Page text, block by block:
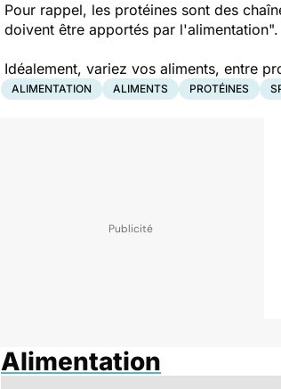
Pour rappel, les protéines sont des
doivent être apportés par l'alimentation".
Idéalement, variez vos aliments, entre
ALIMENTATION ALIMENTS PROTÉINES
Alimentation